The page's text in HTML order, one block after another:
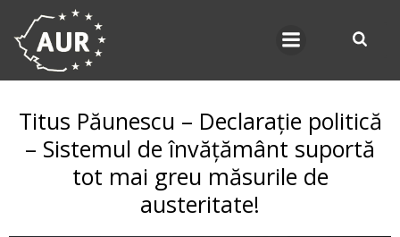
Titus Păunescu – Declarație politică
– Sistemul de învățământ suportă
tot mai greu măsurile de
austeritate!